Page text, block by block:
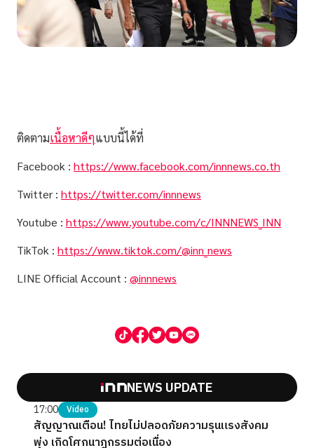
ติดตามเนื้อหาดีๆแบบนี้ได้ที่
Facebook : https://www.facebook.com/innnews.co.th
Twitter : https://twitter.com/innnews
Youtube : https://www.youtube.com/c/INNNEWS_INN
TikTok : https://www.tiktok.com/@inn_news
LINE Official Account : @innnews
NEWS UPDATE
17:00 Video
สัญญาณเตือน! ไทยไม่ปลอดภัยความรุนแรงสังคม
พุ่ง เกิดโศกนาฏกรรมต่อเนื่อง